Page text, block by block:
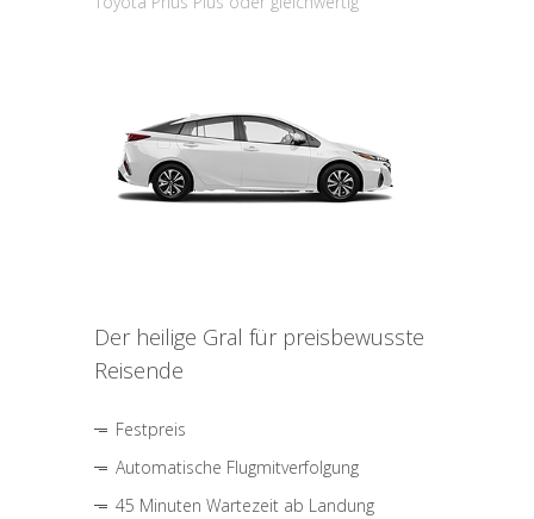
Der heilige Gral für preisbewusste
Reisende
Festpreis
Automatische Flugmitverfolgung
45 Minuten Wartezeit ab Landung